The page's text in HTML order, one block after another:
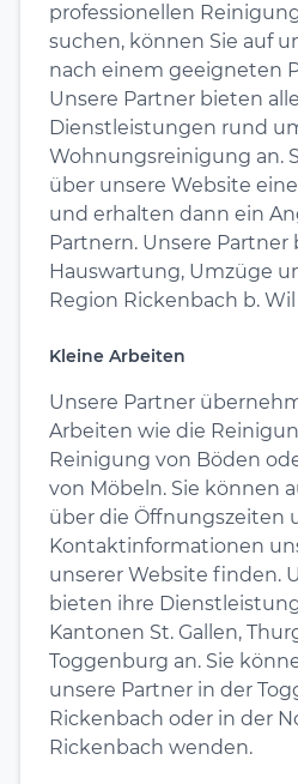
professionellen
suchen, können Sie auf
nach einem geeigneten
Unsere Partner bieten
Dienstleistungen rund
Wohnungsreinigung an.
über unsere Website
und erhalten dann ein
Partnern. Unsere Partner
Hauswartung, Umzüge
Region Rickenbach b. Wil
Kleine Arbeiten
Unsere Partner
Arbeiten wie die
Reinigung von Böden
von Möbeln. Sie können
über die Öffnungszeiten
Kontaktinformationen
unserer Website finden.
bieten ihre
Kantonen St. Gallen,
Toggenburg an. Sie
unsere Partner in der
Rickenbach oder in der
Rickenbach wenden.